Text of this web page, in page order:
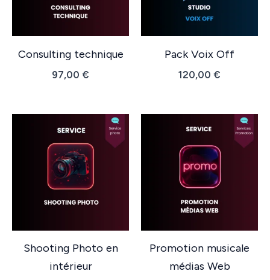
Consulting technique
97,00 €
Pack Voix Off
120,00 €
Shooting Photo en
intérieur
Promotion musicale
médias Web